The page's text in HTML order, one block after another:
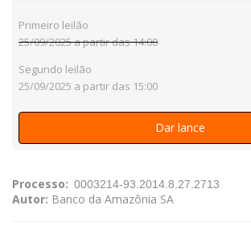
Processo:
Autor: Banco da Amazônia SA
Primeiro leilão
25/09/2025 a partir das 14:00
Segundo leilão
25/09/2025 a partir das 15:00
Dar lance